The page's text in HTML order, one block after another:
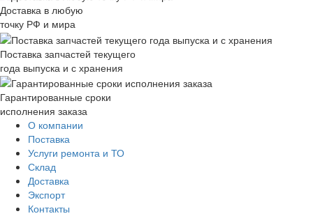
Доставка в любую
точку РФ и мира
Поставка запчастей текущего
года выпуска и с хранения
Гарантированные сроки
исполнения заказа
О компании
Поставка
Услуги ремонта и ТО
Склад
Доставка
Экспорт
Контакты